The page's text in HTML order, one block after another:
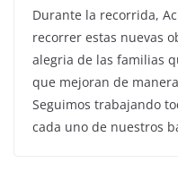
Durante la recorrida,
recorrer estas nuevas
alegria de las familias
que mejoran de
Seguimos trabajando
cada uno de nuestros